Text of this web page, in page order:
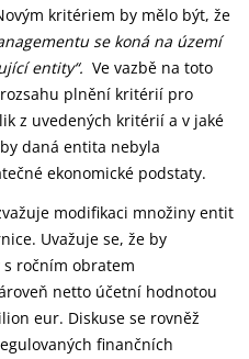
kritériem by mělo být, že
se koná na území
entity“. Ve vazbě na toto
plnění kritérií pro
z uvedených kritérií a v jaké
daná entita nebyla
ekonomické podstaty.
modifikaci množiny entit
Uvažuje se, že by
ročním obratem
netto účetní hodnotou
eur. Diskuse se rovněž
finančních